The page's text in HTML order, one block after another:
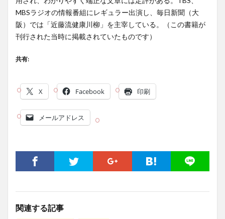
MBSラジオの情報番組にレギュラー出演し、毎日新聞（大
阪）では「近藤流健康川柳」を主宰している。（この書籍が
刊行された当時に掲載されていたものです）
共有:
X Facebook 印刷
メールアドレス
関連する記事